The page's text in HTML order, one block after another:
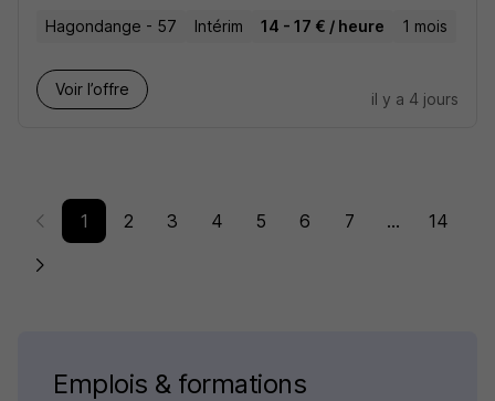
Hagondange - 57 Intérim 14 - 17 € / heure 1 mois
Voir l’offre
il y a 4 jours
1 2 3 4 5 6 7 ... 14
Emplois & formations